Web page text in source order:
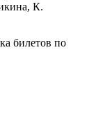
К.
билетов по